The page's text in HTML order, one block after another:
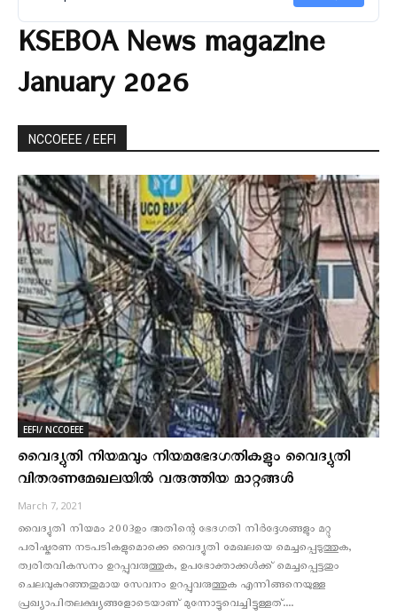
KSEBOA News magazine
January 2026
NCCOEEE / EEFI
EEFI/ NCCOEEE
വൈദ്യുതി നിയമവും നിയമഭേദഗതികളും വൈദ്യുതി
വിതരണമേഖലയിൽ വരുത്തിയ മാറ്റങ്ങൾ
March 7, 2021
വൈദ്യുതി നിയമം 2003ഉം അതിന്റെ ഭേദഗതി നിര്‍ദ്ദേശങ്ങളും മറ്റു
പരിഷ്കരണ നടപടികളുമൊക്കെ വൈദ്യുതി മേഖലയെ മെച്ചപ്പെടുത്തുക,
ത്വരിതവികസനം ഉറപ്പുവരുത്തുക, ഉപഭോക്താക്കള്‍ക്ക് മെച്ചപ്പെട്ടതും
ചെലവുകുറഞ്ഞതുമായ സേവനം ഉറപ്പുവരുത്തുക എന്നിങ്ങനെയുള്ള
പ്രഖ്യാപിതലക്ഷ്യങ്ങളോടെയാണ് മുന്നോട്ടുവെച്ചിട്ടുള്ളത്....